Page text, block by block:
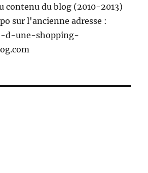
contenu du blog (2010-2013)
sur l'ancienne adresse :
d-une-shopping-